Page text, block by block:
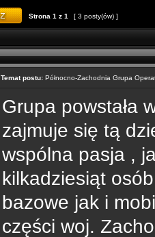
Strona 1 z 1 [ 3 posty(ów) ]
Temat postu: Północno-Zachodnia Grupa
Grupa powstała
zajmuje się tą
wspólna pasja ,
kilkadziesiąt
bazowe jak i
części woj.